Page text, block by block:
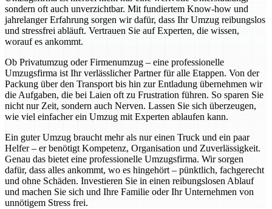
sondern oft auch unverzichtbar. Mit fundiertem Know-how und
jahrelanger Erfahrung sorgen wir dafür, dass Ihr Umzug reibungslos
und stressfrei abläuft. Vertrauen Sie auf Experten, die wissen,
worauf es ankommt.
Ob Privatumzug oder Firmenumzug – eine professionelle
Umzugsfirma ist Ihr verlässlicher Partner für alle Etappen. Von der
Packung über den Transport bis hin zur Entladung übernehmen wir
die Aufgaben, die bei Laien oft zu Frustration führen. So sparen Sie
nicht nur Zeit, sondern auch Nerven. Lassen Sie sich überzeugen,
wie viel einfacher ein Umzug mit Experten ablaufen kann.
Ein guter Umzug braucht mehr als nur einen Truck und ein paar
Helfer – er benötigt Kompetenz, Organisation und Zuverlässigkeit.
Genau das bietet eine professionelle Umzugsfirma. Wir sorgen
dafür, dass alles ankommt, wo es hingehört – pünktlich, fachgerecht
und ohne Schäden. Investieren Sie in einen reibungslosen Ablauf
und machen Sie sich und Ihre Familie oder Ihr Unternehmen von
unnötigem Stress frei.